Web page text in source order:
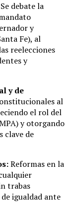
Se debate la
y
Fe), al
reelecciones
y
y de
al
el rol del
y otorgando
clave de
Reformas en la
trabas
igualdad ante